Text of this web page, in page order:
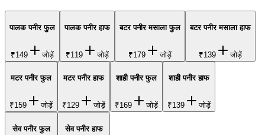
पालक पनीर फुल
₹149 जोड़ें
पालक पनीर हाफ
₹119 जोड़ें
बटर पनीर मसाला फुल
₹179 जोड़ें
बटर पनीर मसाला हाफ
₹139 जोड़ें
मटर पनीर फुल
₹159 जोड़ें
मटर पनीर हाफ
₹129 जोड़ें
शाही पनीर फुल
₹169 जोड़ें
शाही पनीर हाफ
₹139 जोड़ें
सेव पनीर फुल सेव पनीर हाफ